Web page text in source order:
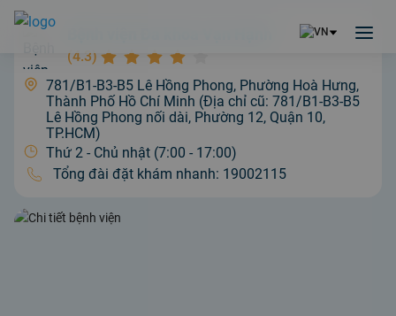
(4.3)
781/B1-B3-B5 Lê Hồng Phong, Phường Hoà Hưng,
Thành Phố Hồ Chí Minh (Địa chỉ cũ: 781/B1-B3-B5
Lê Hồng Phong nối dài, Phường 12, Quận 10,
TP.HCM)
Thứ 2 - Chủ nhật (7:00 - 17:00)
Tổng đài đặt khám nhanh: 19002115